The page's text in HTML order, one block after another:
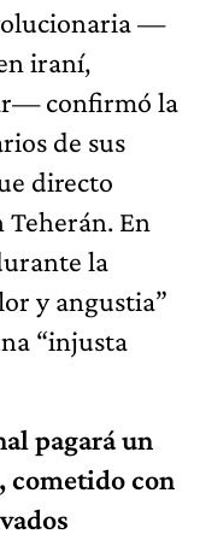
—
iraní,
confirmó la
de sus
directo
En
la
y angustia”
“injusta
pagará un
cometido con